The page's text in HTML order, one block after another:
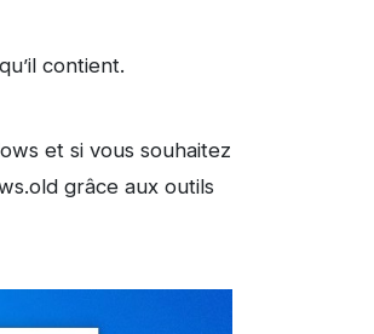
contient.
et si vous souhaitez
grâce aux outils